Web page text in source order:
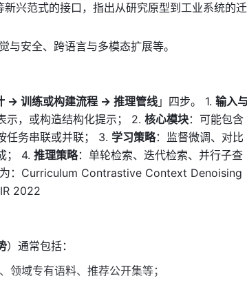
新兴范式的接口，指出从研究原型到工业系统的迁
与安全、跨语言与多模态扩展等。
→ 训练或构建流程 → 推理管线 」四步。 1. 输入
示，或构造结构化提示； 2. 核心模块：可能包含
任务串联或并联； 3. 学习策略：监督微调、对比
； 4. 推理策略：单轮检索、迭代检索、并行子查
：Curriculum Contrastive Context Denoising
2022
）通常包括：
领域专有语料、推荐公开集等；